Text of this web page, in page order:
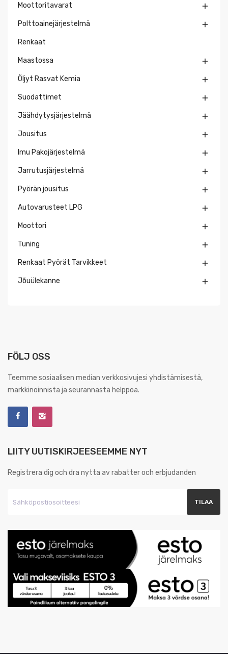
Moottoritavarat 
Polttoainejärjestelmä 
Renkaat
Maastossa 
Öljyt Rasvat Kemia 
Suodattimet 
Jäähdytysjärjestelmä 
Jousitus 
Imu Pakojärjestelmä 
Jarrutusjärjestelmä 
Pyörän jousitus 
Autovarusteet LPG 
Moottori 
Tuning 
Renkaat Pyörät Tarvikkeet 
Jõuülekanne 
FÖLJ OSS
Teemme sosiaalisen median verkkosivujesi yhdistämisestä,
markkinoinnista ja seurannasta helppoa.
LIITY UUTISKIRJEESEEMME NYT
Registrera dig och dra nytta av rabatter och erbjudanden